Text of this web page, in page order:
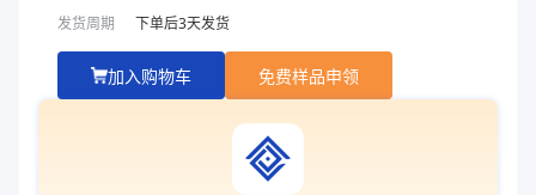
发货周期 下单后3天发货
加入购物车 免费样品申领